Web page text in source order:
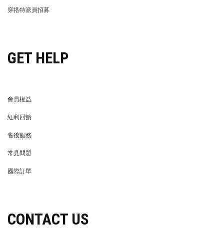
穿搭特派員招募
GET HELP
會員權益
紅利回饋
售後服務
常見問題
國際訂單
CONTACT US